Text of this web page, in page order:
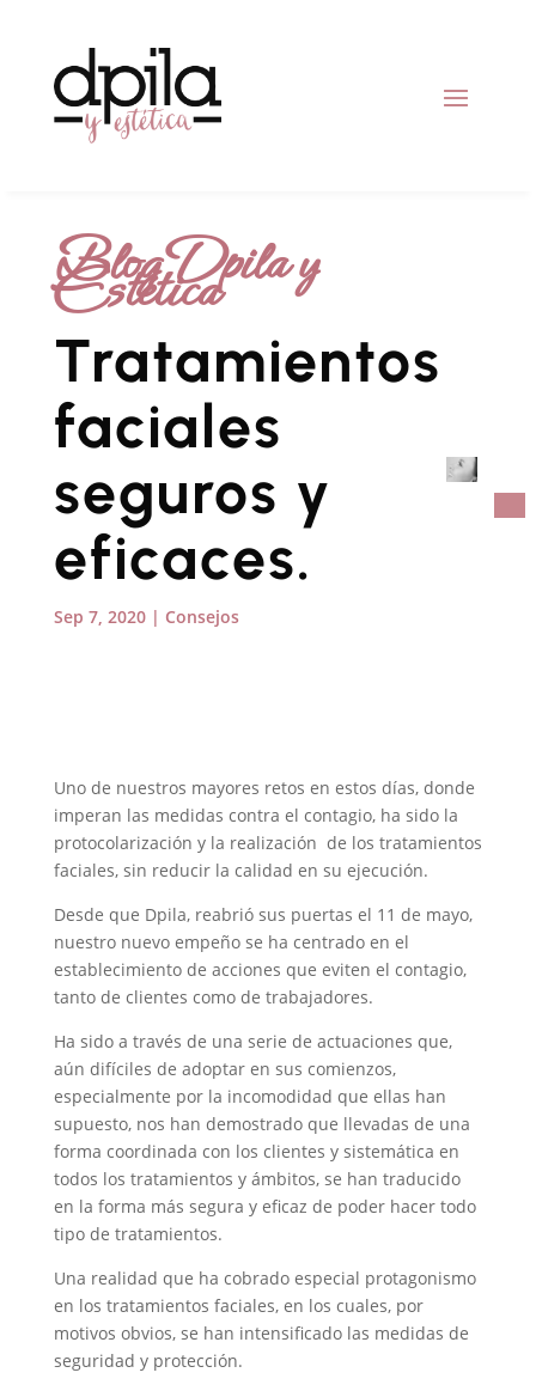
Blog Dpila y
Estética
Tratamientos
faciales
seguros y
eficaces.
Sep 7, 2020| Consejos
Uno de nuestros mayores retos en estos días, donde
imperan las medidas contra el contagio, ha sido la
protocolarización y la realización de los tratamientos
faciales, sin reducir la calidad en su ejecución.
Desde que Dpila, reabrió sus puertas el 11 de mayo,
nuestro nuevo empeño se ha centrado en el
establecimiento de acciones que eviten el contagio,
tanto de clientes como de trabajadores.
Ha sido a través de una serie de actuaciones que,
aún difíciles de adoptar en sus comienzos,
especialmente por la incomodidad que ellas han
supuesto, nos han demostrado que llevadas de una
forma coordinada con los clientes y sistemática en
todos los tratamientos y ámbitos, se han traducido
en la forma más segura y eficaz de poder hacer todo
tipo de tratamientos.
Una realidad que ha cobrado especial protagonismo
en los tratamientos faciales, en los cuales, por
motivos obvios, se han intensificado las medidas de
seguridad y protección.